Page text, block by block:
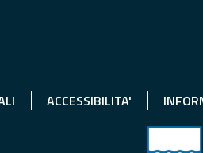
ACCESSIBILITA'